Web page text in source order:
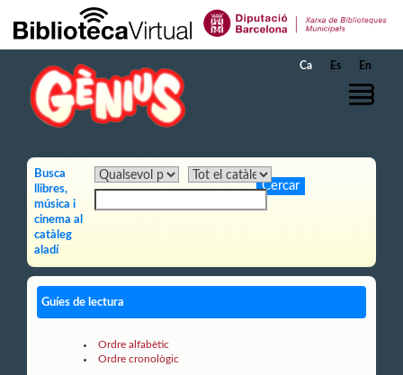
Salta al contingut principal
Ca Es En
Busca
llibres,
música i
cinema al
catàleg
aladí
Guíes de lectura
Ordre alfabètic
Ordre cronològic